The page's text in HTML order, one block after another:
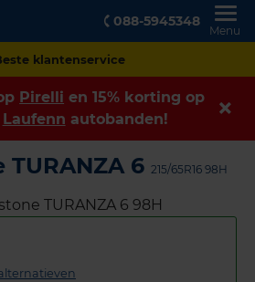
088-5945348
Menu
Achteraf betalen
Pirelli en 15% korting op
Laufenn autobanden!
6 215/65R16 98H